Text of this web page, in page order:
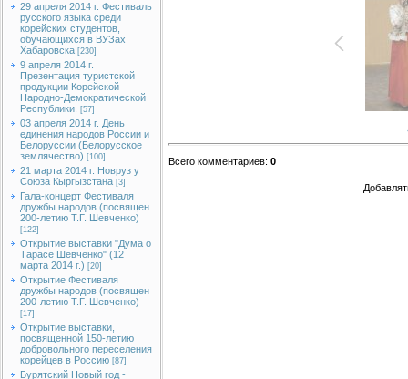
29 апреля 2014 г. Фестиваль
русского языка среди
корейских студентов,
обучающихся в ВУЗах
Хабаровска [230]
9 апреля 2014 г.
Презентация туристской
продукции Корейской
Народно-Демократической
Республики.
[57]
03 апреля 2014 г. День
единения народов России и
Белоруссии (Белорусское
землячество) [100]
21 марта 2014 г. Новруз у
Союза Кыргызстана [3]
Гала-концерт Фестиваля
дружбы народов (посвящен
200-летию Т.Г. Шевченко)
[122]
Открытие выставки "Дума о
Тарасе Шевченко" (12
марта 2014 г.) [20]
Открытие Фестиваля
дружбы народов (посвящен
200-летию Т.Г. Шевченко)
[17]
Открытие выставки,
посвященной 150-летию
добровольного переселения
корейцев в Россию [87]
Бурятский Новый год -
Всего комментариев: 0